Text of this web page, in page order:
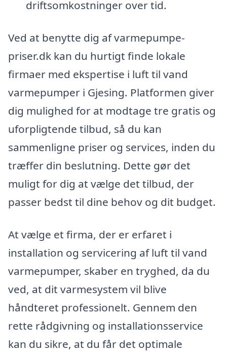
driftsomkostninger over tid.
Ved at benytte dig af varmepumpe-
priser.dk kan du hurtigt finde lokale
firmaer med ekspertise i luft til vand
varmepumper i Gjesing. Platformen giver
dig mulighed for at modtage tre gratis og
uforpligtende tilbud, så du kan
sammenligne priser og services, inden du
træffer din beslutning. Dette gør det
muligt for dig at vælge det tilbud, der
passer bedst til dine behov og dit budget.
At vælge et firma, der er erfaret i
installation og servicering af luft til vand
varmepumper, skaber en tryghed, da du
ved, at dit varmesystem vil blive
håndteret professionelt. Gennem den
rette rådgivning og installationsservice
kan du sikre, at du får det optimale